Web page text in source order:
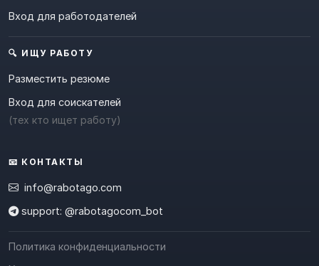
Вход для работодателей
🔍 ИЩУ РАБОТУ
Разместить резюме
Вход для соискателей
(тех кто ищет работу)
📧 КОНТАКТЫ
info@rabotago.com
support: @rabotagocom_bot
Политика конфиденциальности